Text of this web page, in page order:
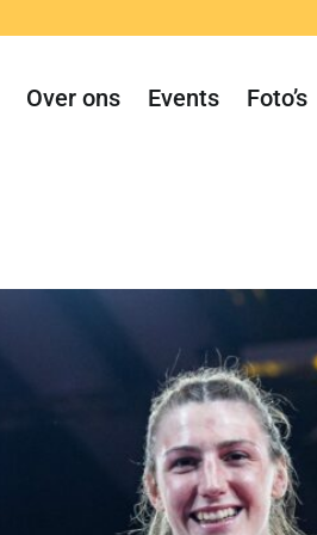
Over ons Events Foto’s